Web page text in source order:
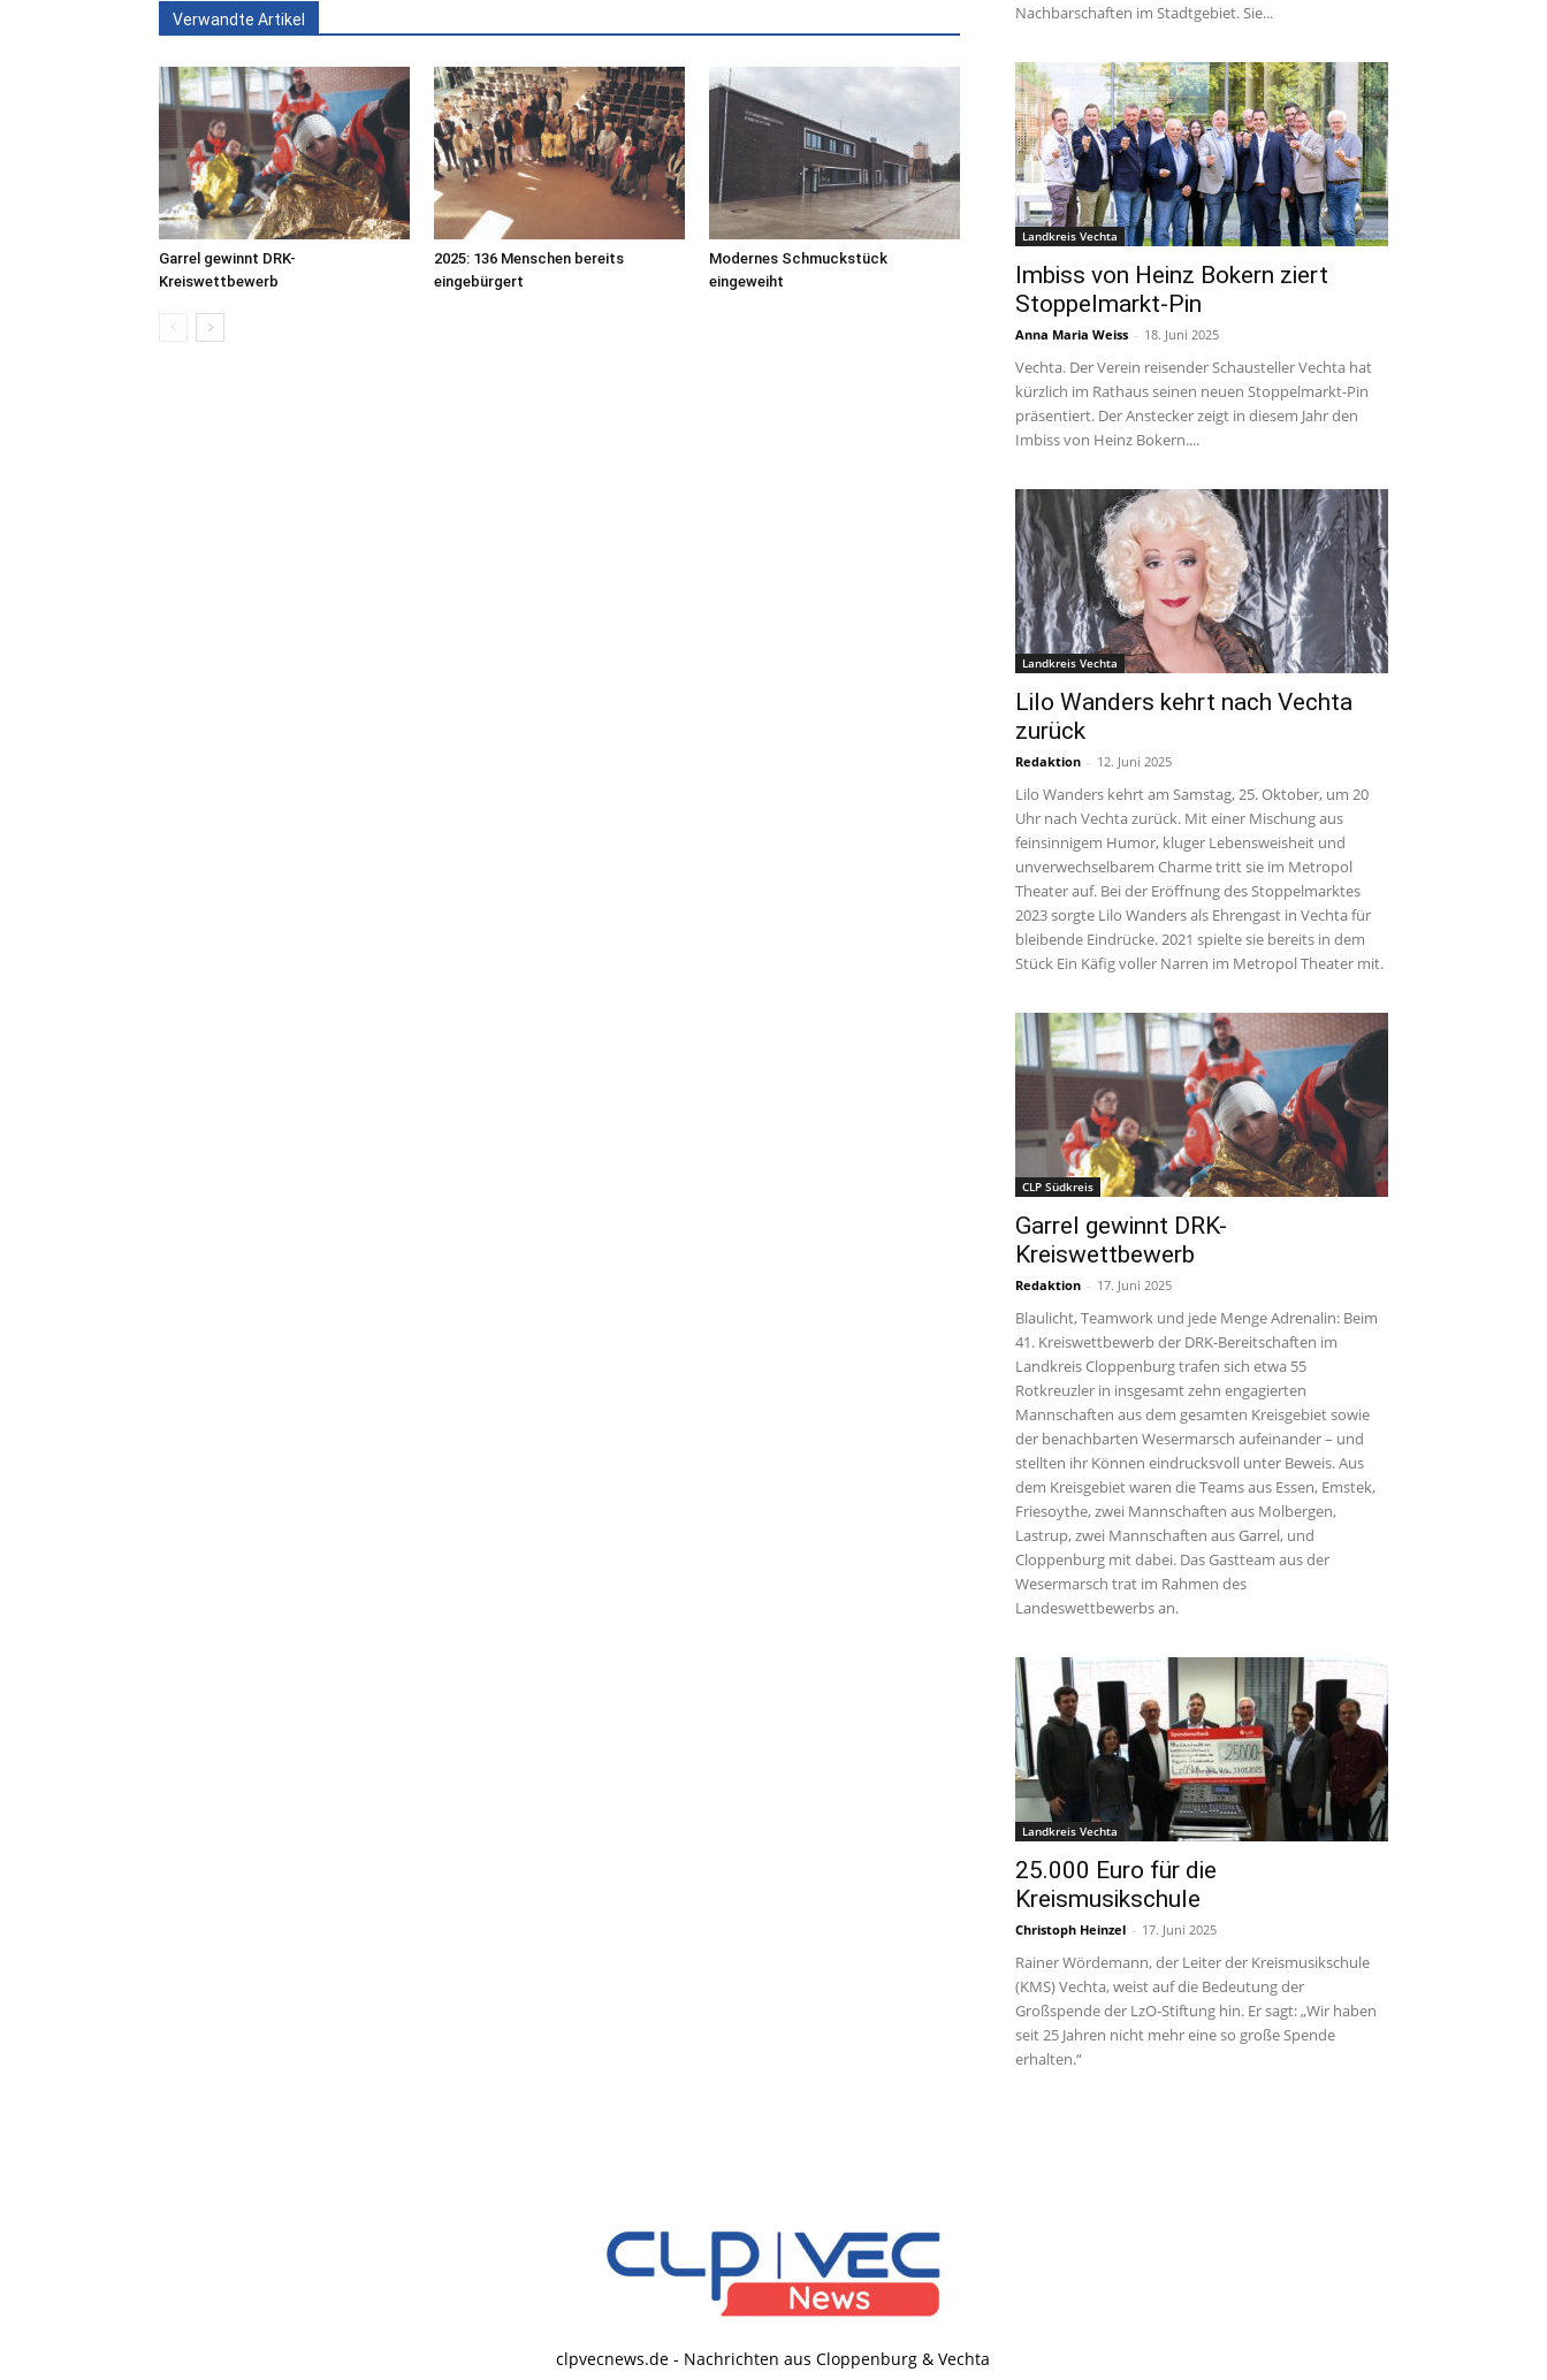
Verwandte Artikel
Garrel gewinnt DRK-
Kreiswettbewerb
2025: 136 Menschen bereits
eingebürgert
Modernes Schmuckstück
eingeweiht
Nachbarschaften im Stadtgebiet. Sie...
Landkreis Vechta
Imbiss von Heinz Bokern ziert
Stoppelmarkt-Pin
Anna Maria Weiss - 18. Juni 2025
Vechta. Der Verein reisender Schausteller Vechta hat
kürzlich im Rathaus seinen neuen Stoppelmarkt-Pin
präsentiert. Der Anstecker zeigt in diesem Jahr den
Imbiss von Heinz Bokern....
Landkreis Vechta
Lilo Wanders kehrt nach Vechta
zurück
Redaktion - 12. Juni 2025
Lilo Wanders kehrt am Samstag, 25. Oktober, um 20
Uhr nach Vechta zurück. Mit einer Mischung aus
feinsinnigem Humor, kluger Lebensweisheit und
unverwechselbarem Charme tritt sie im Metropol
Theater auf. Bei der Eröffnung des Stoppelmarktes
2023 sorgte Lilo Wanders als Ehrengast in Vechta für
bleibende Eindrücke. 2021 spielte sie bereits in dem
Stück Ein Käfig voller Narren im Metropol Theater mit.
CLP Südkreis
Garrel gewinnt DRK-
Kreiswettbewerb
Redaktion - 17. Juni 2025
Blaulicht, Teamwork und jede Menge Adrenalin: Beim
41. Kreiswettbewerb der DRK-Bereitschaften im
Landkreis Cloppenburg trafen sich etwa 55
Rotkreuzler in insgesamt zehn engagierten
Mannschaften aus dem gesamten Kreisgebiet sowie
der benachbarten Wesermarsch aufeinander – und
stellten ihr Können eindrucksvoll unter Beweis. Aus
dem Kreisgebiet waren die Teams aus Essen, Emstek,
Friesoythe, zwei Mannschaften aus Molbergen,
Lastrup, zwei Mannschaften aus Garrel, und
Cloppenburg mit dabei. Das Gastteam aus der
Wesermarsch trat im Rahmen des
Landeswettbewerbs an.
Landkreis Vechta
25.000 Euro für die
Kreismusikschule
Christoph Heinzel - 17. Juni 2025
Rainer Wördemann, der Leiter der Kreismusikschule
(KMS) Vechta, weist auf die Bedeutung der
Großspende der LzO-Stiftung hin. Er sagt: „Wir haben
seit 25 Jahren nicht mehr eine so große Spende
erhalten.“
clpvecnews.de - Nachrichten aus Cloppenburg & Vechta